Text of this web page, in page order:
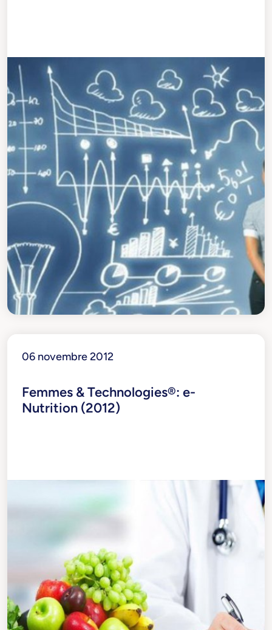
06 novembre 2012
Femmes & Technologies®: e-
Nutrition (2012)